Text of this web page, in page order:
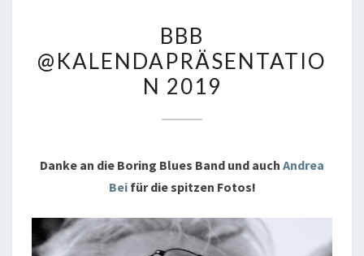
2019
BBB
@KALENDAPRÄSENTATIO
N 2019
Danke an die Boring Blues Band und auch Andrea
Bei für die spitzen Fotos!